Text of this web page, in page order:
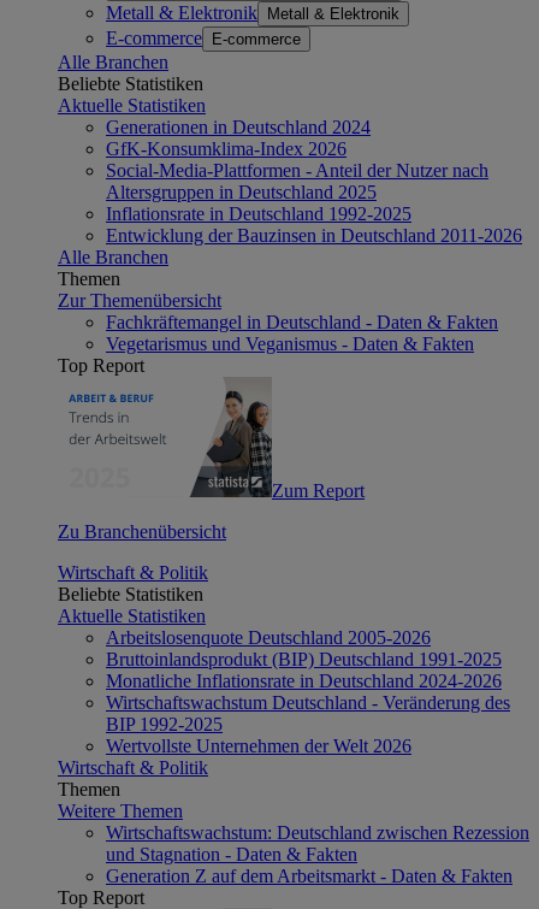
Metall & Elektronik Metall & Elektronik
E-commerce E-commerce
Alle Branchen
Beliebte Statistiken
Aktuelle Statistiken
Generationen in Deutschland 2024
GfK-Konsumklima-Index 2026
Social-Media-Plattformen - Anteil der Nutzer nach
Altersgruppen in Deutschland 2025
Inflationsrate in Deutschland 1992-2025
Entwicklung der Bauzinsen in Deutschland 2011-2026
Alle Branchen
Themen
Zur Themenübersicht
Fachkräftemangel in Deutschland - Daten & Fakten
Vegetarismus und Veganismus - Daten & Fakten
Top Report
Zum Report
Zu Branchenübersicht
Wirtschaft & Politik
Beliebte Statistiken
Aktuelle Statistiken
Arbeitslosenquote Deutschland 2005-2026
Bruttoinlandsprodukt (BIP) Deutschland 1991-2025
Monatliche Inflationsrate in Deutschland 2024-2026
Wirtschaftswachstum Deutschland - Veränderung des
BIP 1992-2025
Wertvollste Unternehmen der Welt 2026
Wirtschaft & Politik
Themen
Weitere Themen
Wirtschaftswachstum: Deutschland zwischen Rezession
und Stagnation - Daten & Fakten
Generation Z auf dem Arbeitsmarkt - Daten & Fakten
Top Report